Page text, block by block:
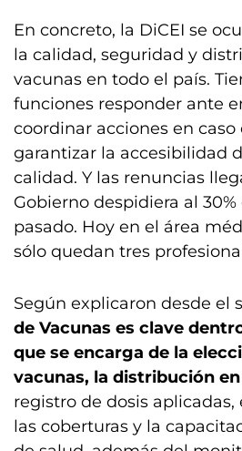
En concreto, la DiCEI se
la calidad, seguridad y
vacunas en todo el país.
funciones responder ante
coordinar acciones en caso
garantizar la accesibilidad
calidad. Y las renuncias
Gobierno despidiera al
pasado. Hoy en el área
sólo quedan tres
Según explicaron desde el
de Vacunas es clave
que se encarga de la
vacunas, la distribución
registro de dosis
las coberturas y la